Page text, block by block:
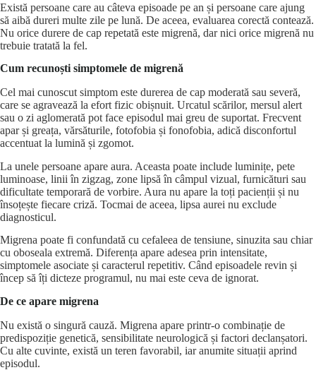
Există persoane care au câteva episoade pe an și persoane care ajung
să aibă dureri multe zile pe lună. De aceea, evaluarea corectă contează.
Nu orice durere de cap repetată este migrenă, dar nici orice migrenă nu
trebuie tratată la fel.
Cum recunoști simptomele de migrenă
Cel mai cunoscut simptom este durerea de cap moderată sau severă,
care se agravează la efort fizic obișnuit. Urcatul scărilor, mersul alert
sau o zi aglomerată pot face episodul mai greu de suportat. Frecvent
apar și greața, vărsăturile, fotofobia și fonofobia, adică disconfortul
accentuat la lumină și zgomot.
La unele persoane apare aura. Aceasta poate include luminițe, pete
luminoase, linii în zigzag, zone lipsă în câmpul vizual, furnicături sau
dificultate temporară de vorbire. Aura nu apare la toți pacienții și nu
însoțește fiecare criză. Tocmai de aceea, lipsa aurei nu exclude
diagnosticul.
Migrena poate fi confundată cu cefaleea de tensiune, sinuzita sau chiar
cu oboseala extremă. Diferența apare adesea prin intensitate,
simptomele asociate și caracterul repetitiv. Când episoadele revin și
încep să îți dicteze programul, nu mai este ceva de ignorat.
De ce apare migrena
Nu există o singură cauză. Migrena apare printr-o combinație de
predispoziție genetică, sensibilitate neurologică și factori declanșatori.
Cu alte cuvinte, există un teren favorabil, iar anumite situații aprind
episodul.